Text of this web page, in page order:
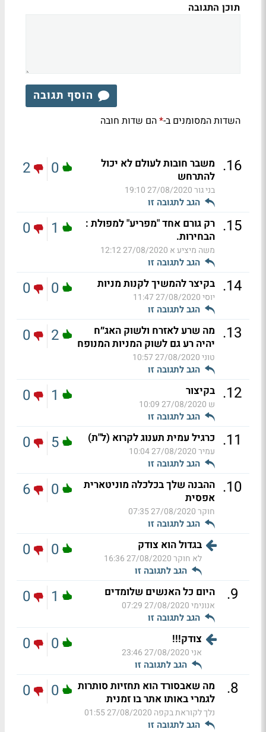
תוכן התגובה
הוסף תגובה
השדות המסומנים ב-*הם שדות חובה
16
. משבר חובות לעולם לא יכול
להתרחש
בני גור27/08/2020 19:10
הגב לתגובה זו
0
2
15
. רק גורם אחד "מפריע" למפולת :
הבחירות.
משה מיציע א 27/08/2020 12:12
הגב לתגובה זו
1
0
14
. בקיצר להמשיך לקנות מניות
יוסי27/08/2020 11:47
הגב לתגובה זו
0
0
13
. מה שרע לאזרח ולשוק האג״ח
יהיה רע גם לשוק המניות המנופח
טוני27/08/2020 10:57
הגב לתגובה זו
2
0
12
. בקיצור
ש 27/08/2020 10:09
הגב לתגובה זו
1
0
11
. כרגיל עמית תענוג לקרוא (ל"ת)
עמיר27/08/2020 10:04
הגב לתגובה זו
5
0
10
. ההבנה שלך בכלכלה מוניטארית
אפסית
חוקר27/08/2020 07:35
הגב לתגובה זו
0
6
בגדול הוא צודק
לא חוקר27/08/2020 16:36
הגב לתגובה זו
0
0
9
. היום כל האנשים שלומדים
אנונימי27/08/2020 07:29
הגב לתגובה זו
1
0
צודק!!!
אני27/08/2020 23:46
הגב לתגובה זו
0
0
8
.
מה שאבסורד הוא תחזיות סותרות
לגמרי באותו אתר בו זמנית
נלך לקוראת בקפה 27/08/2020 01:55
הגב לתגובה זו
0
0